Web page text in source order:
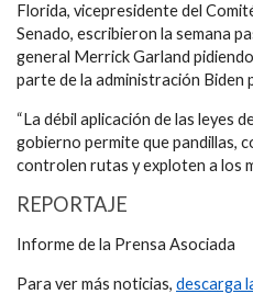
Florida, vicepresidente del
Senado, escribieron la semana
general Merrick Garland
parte de la administración Biden
“La débil aplicación de las leyes
gobierno permite que pandillas,
controlen rutas y exploten a los
REPORTAJE
Informe de la Prensa Asociada
Para ver más noticias, descarga